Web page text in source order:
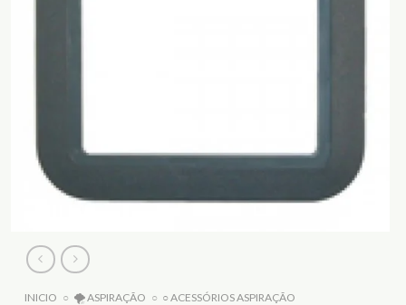
INICIO ○ 🌪️ ASPIRAÇÃO ○ ○ ACESSÓRIOS ASPIRAÇÃO